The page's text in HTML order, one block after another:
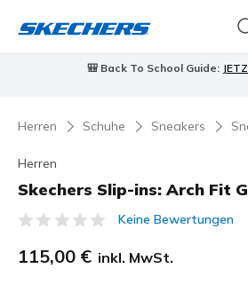
🎒 Back To School Guide:
Herren Schuhe Sneakers
Herren
Skechers Slip-ins: Arch Fit
4,9 von 5 Kundenbewertungen
Keine Bewertungen
115,00 € inkl. MwSt.